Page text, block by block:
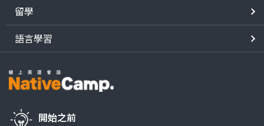
留學
語言學習
開始之前